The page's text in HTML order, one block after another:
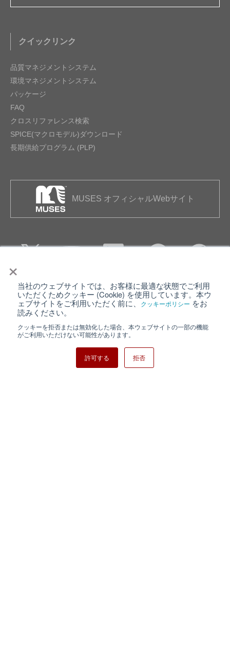
×
当社のウェブサイトでは、お客様に最適な状態でご利用
いただくためクッキー (Cookie) を使用しています。本ウ
ェブサイトをご利用いただく前に、
クッキーポリシー をお
読みください。
クッキーを拒否または無効化した場合、本ウェブサイトの一部の機能
がご利用いただけない可能性があります。
許可する 拒否
クイックリンク
品質マネジメントシステム
環境マネジメントシステム
パッケージ
FAQ
クロスリファレンス検索
SPICE(マクロモデル)ダウンロード
長期供給プログラム (PLP)
MUSES オフィシャルWebサイト
個人情報保護について ウェブサイト利用規約
クッキーポリシー
日清紡ホールディングス
Copyright ⓒ Nisshinbo Micro Devices Inc. All Rights Reserved.